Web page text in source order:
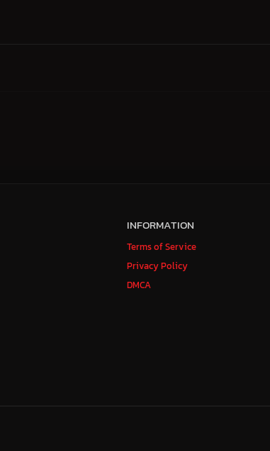
INFORMATION
Terms of Service
Privacy Policy
DMCA